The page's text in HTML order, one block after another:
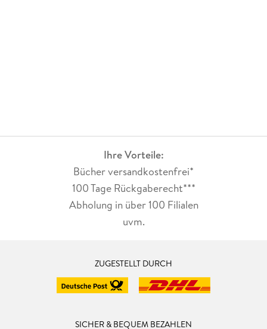
Ihre Vorteile:
Bücher versandkostenfrei*
100 Tage Rückgaberecht***
Abholung in über 100 Filialen
uvm.
ZUGESTELLT DURCH
SICHER & BEQUEM BEZAHLEN